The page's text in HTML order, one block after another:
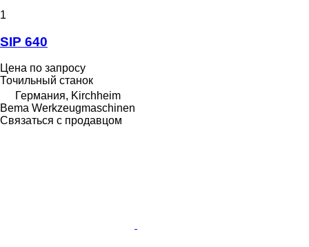
1
SIP 640
Цена по запросу
Точильный станок
Германия, Kirchheim
Bema Werkzeugmaschinen
Связаться с продавцом